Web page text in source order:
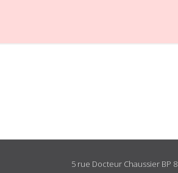
5 rue Docteur Chaussier BP